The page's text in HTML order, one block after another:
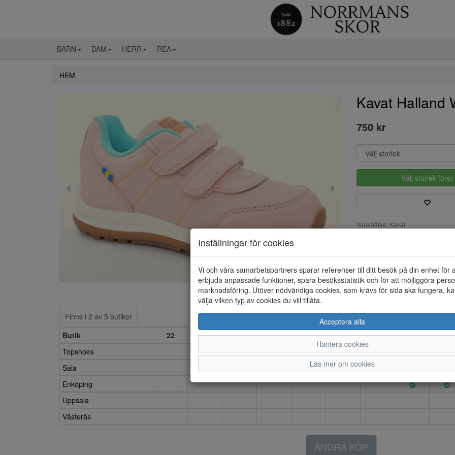
BARN DAM HERR REA
HEM
Kavat Halland
750 kr
Välj storlek först
Varumärke: Kavat
Färg: Rosa
Sneaker som är 100 %
foten på plats. Tvättbar i
Finns i 2 av 5 butiker
Butik
22 23 24 25 26 27 28 29
30
Topshoes
Sala
Enköping
Uppsala
Västerås
ÅNGRA KÖP
Inställningar för cookies
Vi och våra samarbetspartners sparar referenser till ditt besök på din enhet för
erbjuda anpassade funktioner, spara besöksstatistik och för att möjliggöra
marknadsföring. Utöver nödvändiga cookies, som krävs för sida ska fungera,
välja vilken typ av cookies du vill tillåta.
Acceptera alla
Hantera cookies
Läs mer om cookies